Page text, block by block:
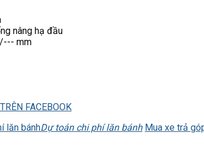
nâng hạ đầu
mm
FACEBOOK
lăn bánhDự toán chi phí lăn bánh Mua xe trả